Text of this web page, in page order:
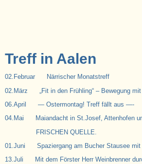
Treff in Aalen
02.Februar Närrischer Monatstreff
02.März „Fit in den Frühling“ – Bewegung mit
06.April — Ostermontag! Treff fällt aus —-
04.Mai Maiandacht in St.Josef, Attenhofen
FRISCHEN QUELLE.
01.Juni Spaziergang am Bucher Stausee mit
13.Juli Mit dem Förster Herr Weinbrenner